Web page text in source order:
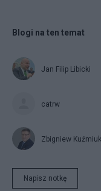
Blogi na ten temat
Jan Filip Libicki
catrw
Zbigniew Kuźmiuk
Napisz notkę